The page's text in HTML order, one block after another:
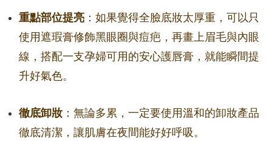
重點部位提亮 ：如果覺得全臉底妝太厚重，可以只
使用遮瑕膏修飾黑眼圈與痘疤，再畫上眉毛與內眼
線，搭配一支孕婦可用的安心護唇膏，就能瞬間提
升好氣色。
徹底卸妝 ：無論多累，一定要使用溫和的卸妝產品
徹底清潔，讓肌膚在夜間能好好呼吸。